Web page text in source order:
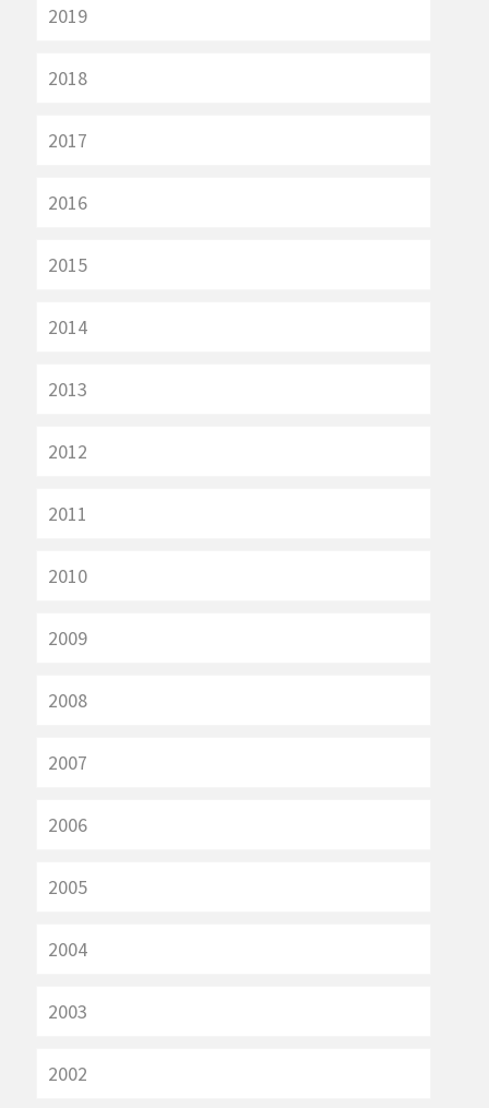
2019
2018
2017
2016
2015
2014
2013
2012
2011
2010
2009
2008
2007
2006
2005
2004
2003
2002